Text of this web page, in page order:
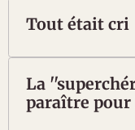
Tout était cri
La
paraître pour